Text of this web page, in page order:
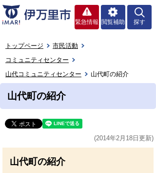
緊急情報 閲覧補助 探す
トップページ
市民活動
コミュニティセンター
山代コミュニティセンター
山代町の紹介
山代町の紹介
(2014年2月18日更新)
山代町の紹介